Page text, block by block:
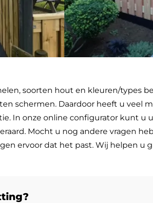
soorten hout en kleuren/types
schermen. Daardoor heeft u veel
In onze online configurator kunt
Mocht u nog andere vragen
ervoor dat het past. Wij helpen u